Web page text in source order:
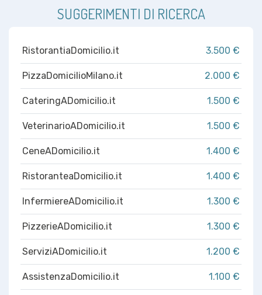
SUGGERIMENTI DI RICERCA
RistorantiaDomicilio.it 3.500 €
PizzaDomicilioMilano.it 2.000 €
CateringADomicilio.it 1.500 €
VeterinarioADomicilio.it 1.500 €
CeneADomicilio.it 1.400 €
RistoranteaDomicilio.it 1.400 €
InfermiereADomicilio.it 1.300 €
PizzerieADomicilio.it 1.300 €
ServiziADomicilio.it 1.200 €
AssistenzaDomicilio.it 1.100 €